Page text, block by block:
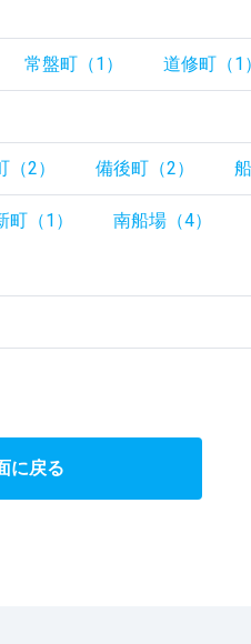
常盤町（1） 道修町（1）
（2） 備後町（2）
町（1） 南船場（4）
に戻る